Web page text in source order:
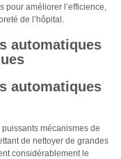
pour améliorer l’efficience,
de l’hôpital.
automatiques
automatiques
mécanismes de
de nettoyer de grandes
considérablement le